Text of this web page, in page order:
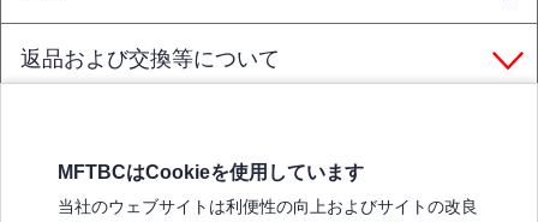
返品および交換等について
MFTBCはCookieを使用しています
当社のウェブサイトは利便性の向上およびサイトの改良